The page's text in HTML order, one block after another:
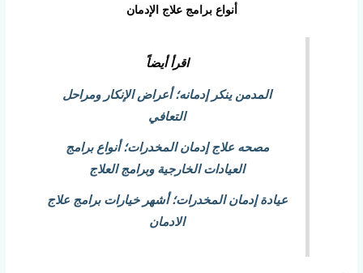
أنواع برامج علاج الإدمان
اقرأ أيضاً
المدمن ينكر إدمانه؛ أعراض الإنكار ومراحل
التعافي
مصحه علاج إدمان المخدرات؛ أنواع برامج
العيادات الخارجية وبرامج العلاج
عيادة إدمان المخدرات؛ أشهر خيارات برامج علاج
الادمان